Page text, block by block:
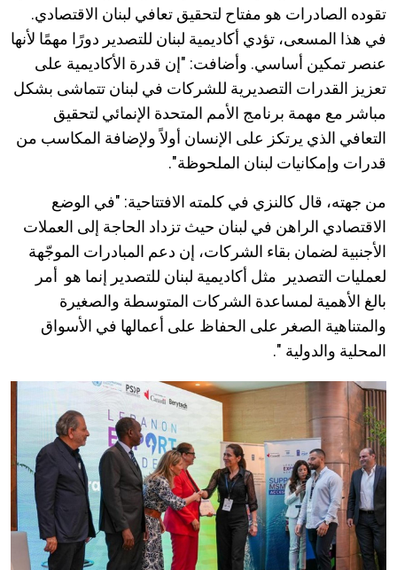
تقوده الصادرات هو مفتاح لتحقيق تعافي لبنان الاقتصادي.
في هذا المسعى، تؤدي أكاديمية لبنان للتصدير دورًا مهمًا لأنها
عنصر تمكين أساسي. وأضافت: "إن قدرة الأكاديمية على
تعزيز القدرات التصديرية للشركات في لبنان تتماشى بشكل
مباشر مع مهمة برنامج الأمم المتحدة الإنمائي لتحقيق
التعافي الذي يرتكز على الإنسان أولاً ولإضافة المكاسب من
قدرات وإمكانيات لبنان الملحوظة".
من جهته، قال كالنزي في كلمته الافتتاحية: "في الوضع
الاقتصادي الراهن في لبنان حيث تزداد الحاجة إلى العملات
الأجنبية لضمان بقاء الشركات، إن دعم المبادرات الموجّهة
لعمليات التصدير مثل أكاديمية لبنان للتصدير إنما هو أمر
بالغ الأهمية لمساعدة الشركات المتوسطة والصغيرة
والمتناهية الصغر على الحفاظ على أعمالها في الأسواق
المحلية والدولية ".